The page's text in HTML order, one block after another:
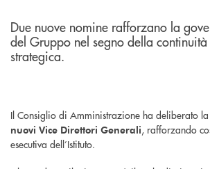
Due nuove nomine rafforzano la
del Gruppo nel segno della continuità
strategica.
Il Consiglio di Amministrazione ha deliberato la
nuovi Vice Direttori Generali, rafforzando
esecutiva dell’Istituto.